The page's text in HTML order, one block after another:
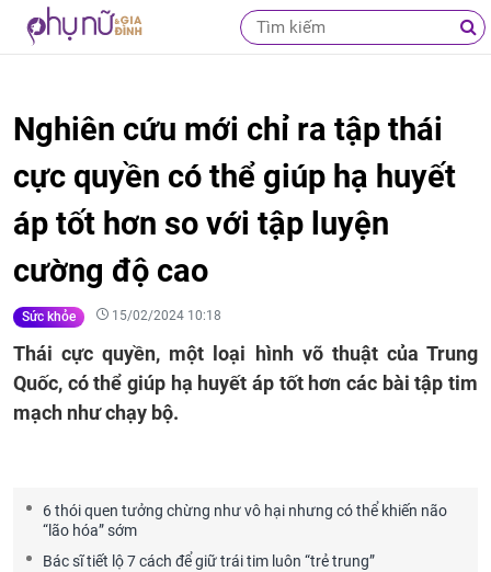
Nghiên cứu mới chỉ ra tập thái
cực quyền có thể giúp hạ huyết
áp tốt hơn so với tập luyện
cường độ cao
Sức khỏe 15/02/2024 10:18
Thái cực quyền, một loại hình võ thuật của Trung
Quốc, có thể giúp hạ huyết áp tốt hơn các bài tập tim
mạch như chạy bộ.
6 thói quen tưởng chừng như vô hại nhưng có thể khiến não
“lão hóa” sớm
Bác sĩ tiết lộ 7 cách để giữ trái tim luôn “trẻ trung”